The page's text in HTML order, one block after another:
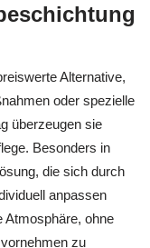
Alternative,
oder spezielle
überzeugen sie
Besonders in
die sich durch
anpassen
Atmosphäre, ohne
zu